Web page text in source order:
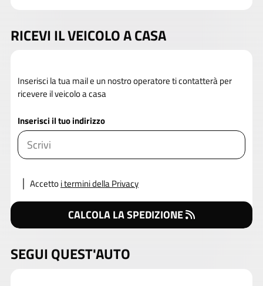
RICEVI IL VEICOLO A CASA
Inserisci la tua mail e un nostro operatore ti contatterà per
ricevere il veicolo a casa
Inserisci il tuo indirizzo
Accettoi termini della Privacy
CALCOLA LA SPEDIZIONE
SEGUI QUEST'AUTO